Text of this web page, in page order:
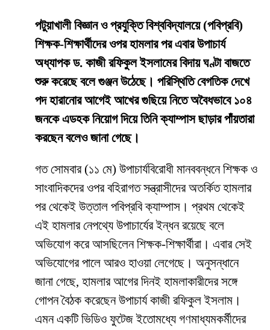
পটুয়াখালী বিজ্ঞান ও প্রযুক্তি বিশ্ববিদ্যালয়ে (পবিপ্রবি)
শিক্ষক-শিক্ষার্থীদের ওপর হামলার পর এবার উপাচার্য
অধ্যাপক ড. কাজী রফিকুল ইসলামের বিদায় ঘণ্টা বাজতে
শুরু করেছে বলে গুঞ্জন উঠেছে। পরিস্থিতি বেগতিক দেখে
পদ হারানোর আগেই আখের গুছিয়ে নিতে অবৈধভাবে ১০৪
জনকে এডহক নিয়োগ দিয়ে তিনি ক্যাম্পাস ছাড়ার পাঁয়তারা
করছেন বলেও জানা গেছে।
​গত সোমবার (১১ মে) উপাচার্যবিরোধী মানববন্ধনে শিক্ষক ও
সাংবাদিকদের ওপর বহিরাগত সন্ত্রাসীদের অতর্কিত হামলার
পর থেকেই উত্তাল পবিপ্রবি ক্যাম্পাস। প্রথম থেকেই
এই হামলার নেপথ্যে উপাচার্যের ইন্ধন রয়েছে বলে
অভিযোগ করে আসছিলেন শিক্ষক-শিক্ষার্থীরা। এবার সেই
অভিযোগের পালে আরও হাওয়া লেগেছে। অনুসন্ধানে
জানা গেছে, হামলার আগের দিনই হামলাকারীদের সঙ্গে
গোপন বৈঠক করেছেন উপাচার্য কাজী রফিকুল ইসলাম।
এমন একটি ভিডিও ফুটেজ ইতোমধ্যে গণমাধ্যমকর্মীদের